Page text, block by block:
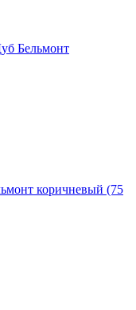
Бельмонт
коричневый (75